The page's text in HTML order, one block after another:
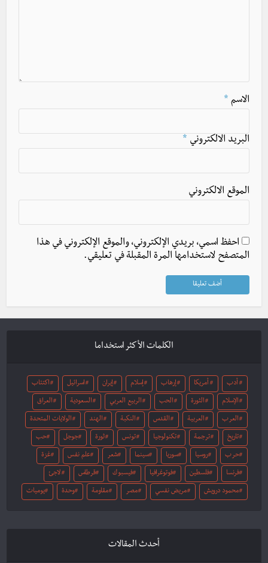
الاسم *
البريد الالكتروني *
الموقع الالكتروني
احفظ اسمي، بريدي الإلكتروني، والموقع الإلكتروني في هذا
المتصفح لاستخدامها المرة المقبلة في تعليقي.
الكلمات الأكثر استخداما
أدب أمريكا إرهاب إسلام إيران اسرائيل اكتئاب
الإسلام الثورة الحب الربيع العربي السعودية العراق
العرب العربية القدس النكبة الهند الولايات المتحدة
تاريخ ترجمة تكنولوجيا تونس ثورة جوجل حب
حرب روسيا سوريا سينما شعر علم نفس غزة
فرنسا فلسطين فوتوغرافيا فيسبوك قرطاس لاجئ
محمود درويش مريض نفسي مصر مقاومة وحدة يوميات
أحدث المقالات